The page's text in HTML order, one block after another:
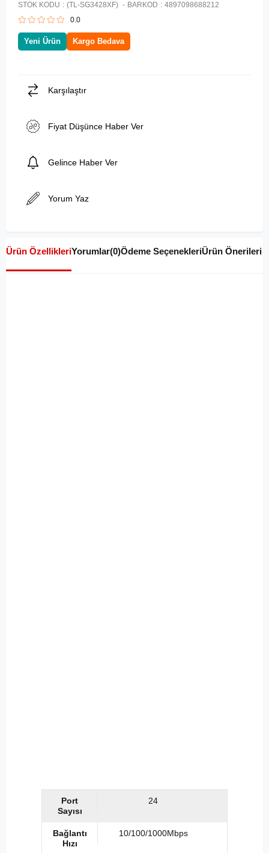
STOK KODU (TL-SG3428XF) BARKOD : 4897098688212
0.0
Yeni Ürün Kargo Bedava
Karşılaştır
Fiyat Düşünce Haber Ver
Gelince Haber Ver
Yorum Yaz
Ürün ÖzellikleriYorumlar(0)Ödeme SeçenekleriÜrün Önerileri
Port
Sayısı
24
Bağlantı
Hızı
10/100/1000Mbps